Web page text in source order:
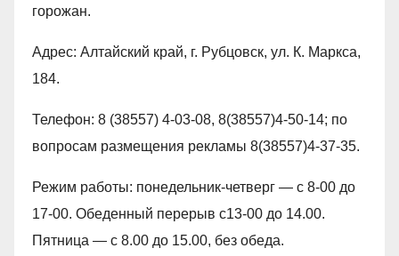
горожан.
Адрес: Алтайский край, г. Рубцовск, ул. К. Маркса,
184.
Телефон: 8 (38557) 4-03-08, 8(38557)4-50-14; по
вопросам размещения рекламы 8(38557)4-37-35.
Режим работы: понедельник-четверг — с 8-00 до
17-00. Обеденный перерыв с13-00 до 14.00.
Пятница — с 8.00 до 15.00, без обеда.